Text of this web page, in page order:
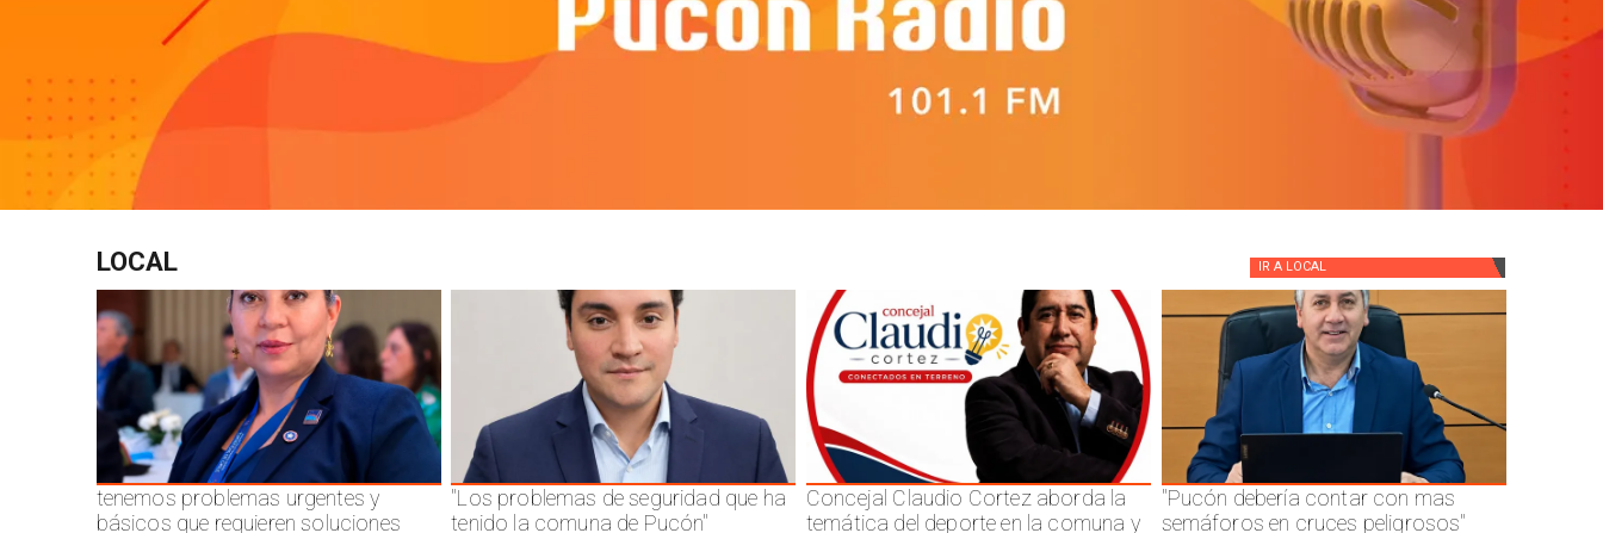
LOCAL IR A LOCAL
tenemos problemas urgentes y
básicos que requieren soluciones
"Los problemas de seguridad que ha
tenido la comuna de Pucón"
Concejal Claudio Cortez aborda la
temática del deporte en la comuna y
"Pucón debería contar con mas
semáforos en cruces peligrosos"